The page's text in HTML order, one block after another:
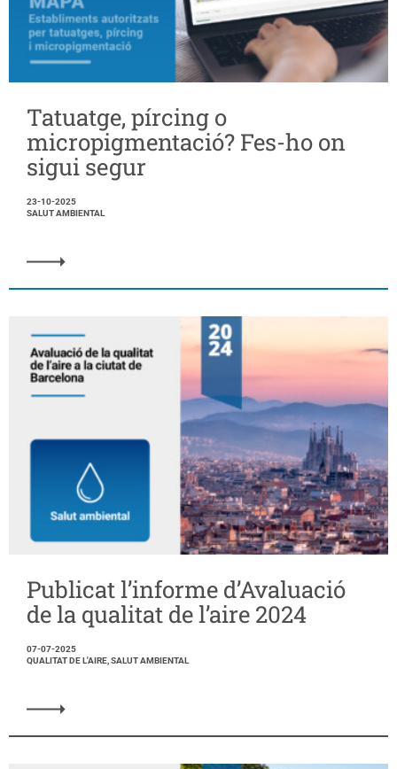
Tatuatge, pírcing o
micropigmentació? Fes-ho on
sigui segur
23-10-2025
SALUT AMBIENTAL
Publicat l’informe d’Avaluació
de la qualitat de l’aire 2024
07-07-2025
QUALITAT DE L'AIRE, SALUT AMBIENTAL